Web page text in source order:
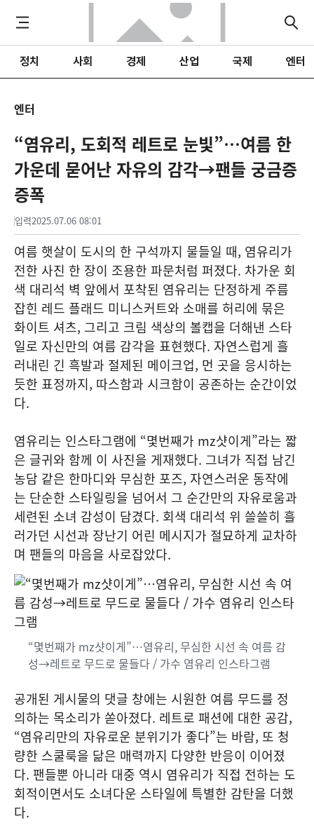
정치 사회 경제 산업 국제 엔터
엔터
“염유리, 도회적 레트로 눈빛”…여름 한
가운데 묻어난 자유의 감각→팬들 궁금증
증폭
입력2025.07.06 08:01
여름 햇살이 도시의 한 구석까지 물들일 때, 염유리가
전한 사진 한 장이 조용한 파문처럼 퍼졌다. 차가운 회
색 대리석 벽 앞에서 포착된 염유리는 단정하게 주름
잡힌 레드 플래드 미니스커트와 소매를 허리에 묶은
화이트 셔츠, 그리고 크림 색상의 볼캡을 더해낸 스타
일로 자신만의 여름 감각을 표현했다. 자연스럽게 흘
러내린 긴 흑발과 절제된 메이크업, 먼 곳을 응시하는
듯한 표정까지, 따스함과 시크함이 공존하는 순간이었
다.
염유리는 인스타그램에 “몇번째가 mz샷이게”라는 짧
은 글귀와 함께 이 사진을 게재했다. 그녀가 직접 남긴
농담 같은 한마디와 무심한 포즈, 자연스러운 동작에
는 단순한 스타일링을 넘어서 그 순간만의 자유로움과
세련된 소녀 감성이 담겼다. 회색 대리석 위 쓸쓸히 흘
러가던 시선과 장난기 어린 메시지가 절묘하게 교차하
며 팬들의 마음을 사로잡았다.
“몇번째가 mz샷이게”…염유리, 무심한 시선 속 여름 감
성→레트로 무드로 물들다 / 가수 염유리 인스타그램
공개된 게시물의 댓글 창에는 시원한 여름 무드를 정
의하는 목소리가 쏟아졌다. 레트로 패션에 대한 공감,
“염유리만의 자유로운 분위기가 좋다”는 바람, 또 청
량한 스쿨룩을 닮은 매력까지 다양한 반응이 이어졌
다. 팬들뿐 아니라 대중 역시 염유리가 직접 전하는 도
회적이면서도 소녀다운 스타일에 특별한 감탄을 더했
다.